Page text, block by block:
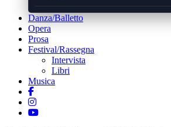
Danza/Balletto
Opera
Prosa
Festival/Rassegna
Intervista
Libri
Musica